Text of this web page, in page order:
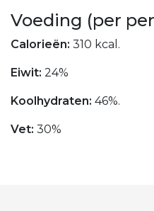
Voeding (per
Calorieën: 310 kcal.
Eiwit: 24%
Koolhydraten: 46%.
Vet: 30%